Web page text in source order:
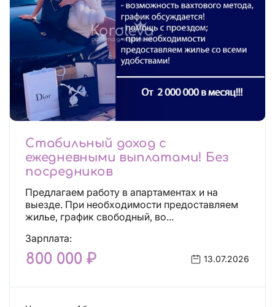
Стабильный доход с
ежедневными выплатами! Без
посредников
Предлагаем работу в апартаментах и на
выезде. При необходимости предоставляем
жилье, график свободный, во...
Зарплата:
800 000 ₽ 13.07.2026